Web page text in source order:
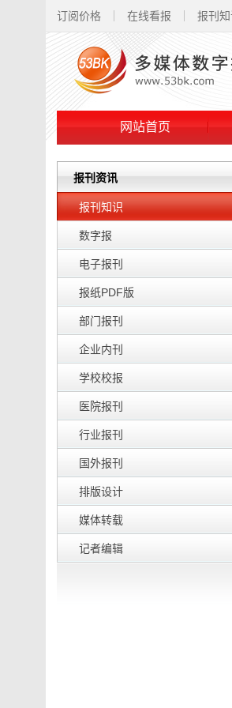
订阅价格 在线看报 报刊知
网站首页
报刊资讯
报刊知识
数字报
电子报刊
报纸PDF版
部门报刊
企业内刊
学校校报
医院报刊
行业报刊
国外报刊
排版设计
媒体转载
记者编辑